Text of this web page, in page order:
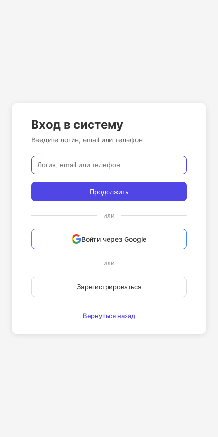
Вход в систему
Введите логин, email или телефон
Продолжить
или
Войти через Google
или
Зарегистрироваться
Вернуться назад